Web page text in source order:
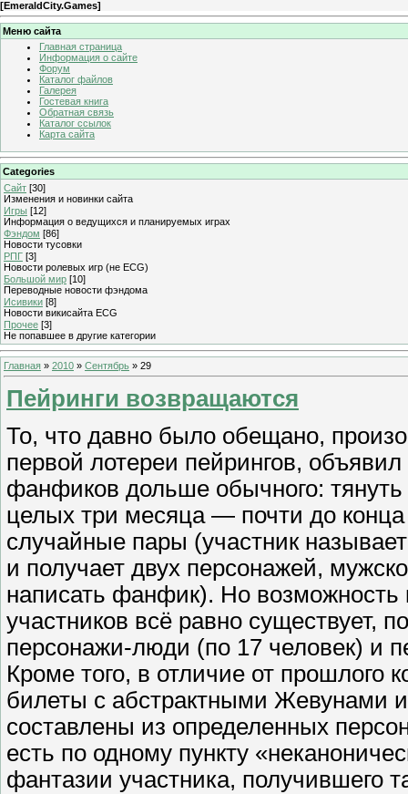
[EmeraldCity.Games]
Меню сайта
Главная страница
Информация о сайте
Форум
Каталог файлов
Галерея
Гостевая книга
Обратная связь
Каталог ссылок
Карта сайта
Categories
Сайт [30]
Изменения и новинки сайта
Игры [12]
Информация о ведущихся и планируемых играх
Фэндом [86]
Новости тусовки
РПГ [3]
Новости ролевых игр (не ECG)
Большой мир [10]
Переводные новости фэндома
Исивики [8]
Новости викисайта ECG
Прочее [3]
Не попавшее в другие категории
Главная » 2010 » Сентябрь » 29
Пейринги возвращаются
То, что давно было обещано,
первой лотереи пейрингов,
фанфиков дольше обычного:
целых три месяца — почти до конца
случайные пары (участник
и получает двух персонажей,
написать фанфик). Но возможность
участников всё равно существует,
персонажи-люди (по 17 человек) и
Кроме того, в отличие от прошлого
билеты с абстрактными Жевунами
составлены из определенных
есть по одному пункту
фантазии участника, получившего